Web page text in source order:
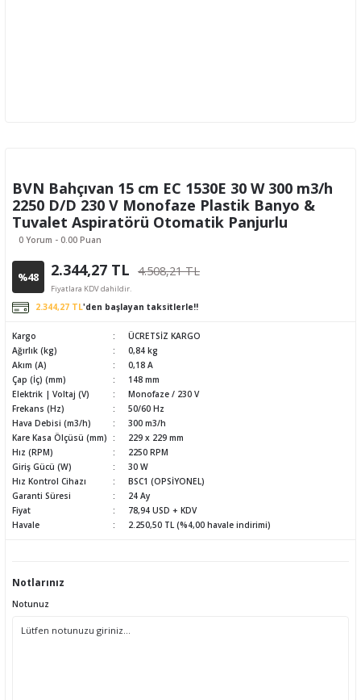
BVN Bahçıvan 15 cm EC 1530E 30 W 300 m3/h
2250 D/D 230 V Monofaze Plastik Banyo &
Tuvalet Aspiratörü Otomatik Panjurlu
0 Yorum - 0.00 Puan
%48 2.344,27 TL 4.508,21 TL
Fiyatlara KDV dahildir.
2.344,27 TL'den başlayan taksitlerle!!
Kargo
ÜCRETSİZ KARGO
Ağırlık (kg)
0,84 kg
Akım (A)
0,18 A
Çap (İç) (mm)
148 mm
Elektrik | Voltaj (V)
Monofaze / 230 V
Frekans (Hz)
50/60 Hz
Hava Debisi (m3/h)
300 m3/h
Kare Kasa Ölçüsü (mm)
229 x 229 mm
Hız (RPM)
2250 RPM
Giriş Gücü (W)
30 W
Hız Kontrol Cihazı
BSC1 (OPSİYONEL)
Garanti Süresi
24 Ay
Fiyat
78,94 USD + KDV
Havale
2.250,50 TL (%4,00 havale indirimi)
Notlarınız
Notunuz